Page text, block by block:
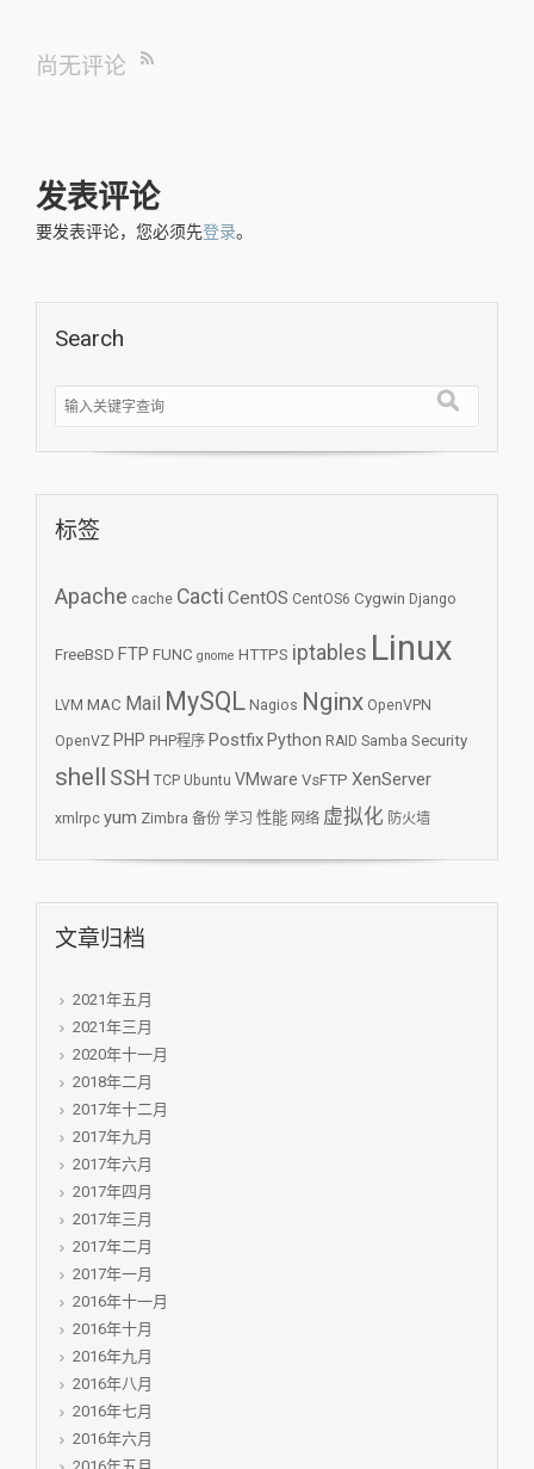
尚无评论
发表评论
要发表评论，您必须先登录。
Search
标签
Apache cache Cacti CentOS CentOS6 Cygwin Django
FreeBSD FTP FUNC gnome HTTPS iptables Linux
LVM MAC Mail MySQL Nagios Nginx OpenVPN
OpenVZ PHP PHP程序 Postfix Python RAID Samba Security
shell SSH TCP Ubuntu VMware VsFTP XenServer
xmlrpc yum Zimbra 备份 学习 性能 网络 虚拟化 防火墙
文章归档
2021年五月
2021年三月
2020年十一月
2018年二月
2017年十二月
2017年九月
2017年六月
2017年四月
2017年三月
2017年二月
2017年一月
2016年十一月
2016年十月
2016年九月
2016年八月
2016年七月
2016年六月